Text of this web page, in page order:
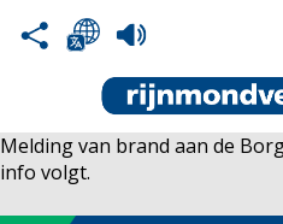
Melding van brand aan de
info volgt.